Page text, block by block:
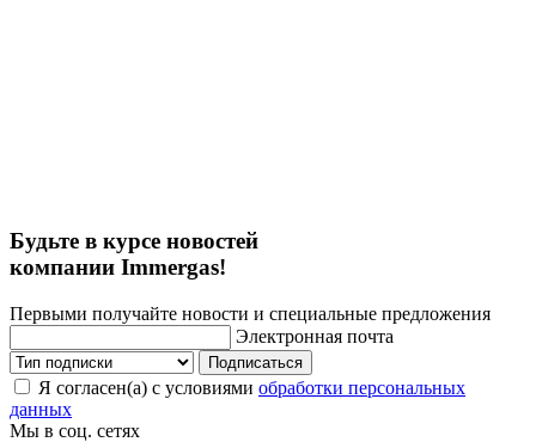
Будьте в курсе новостей
компании Immergas!
Первыми получайте новости и специальные предложения
Электронная почта
Подписаться
Я согласен(а) с условиями обработки персональных
данных
Мы в соц. сетях